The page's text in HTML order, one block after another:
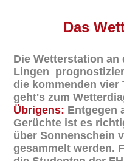
Das
Die Wetterstation
Lingen
die kommenden vier
geht's zum
Übrigens: Entgegen
Gerüchte ist es
über Sonnenschein
gesammelt werden.